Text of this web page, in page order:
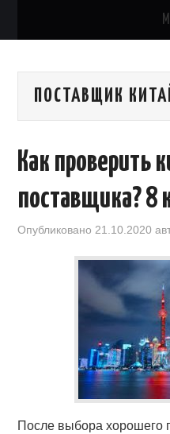
КАЛЕНДАРЬ ВЫСТАВОК В
КЛУБ ИМПОРТЕРОВ
УСЛУГИ ПО БИЗНЕСУ С
OPENCHINA
ТОВАРЫ ИЗ КИТАЯ
КОНТАКТЫ
ПОСТАВЩИК
Как проверить
поставщика? 8
Опубликовано 21.10.2020
После выбора хорошего